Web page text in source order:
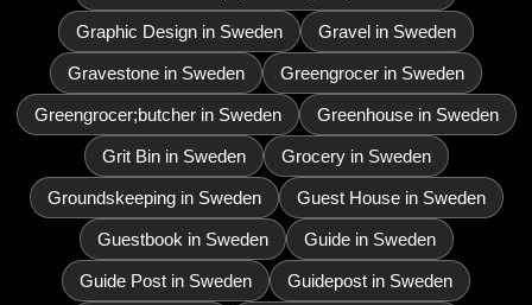
Graphic Design in Sweden Gravel in Sweden
Gravestone in Sweden Greengrocer in Sweden
Greengrocer;butcher in Sweden Greenhouse in Sweden
Grit Bin in Sweden Grocery in Sweden
Groundskeeping in Sweden Guest House in Sweden
Guestbook in Sweden Guide in Sweden
Guide Post in Sweden Guidepost in Sweden